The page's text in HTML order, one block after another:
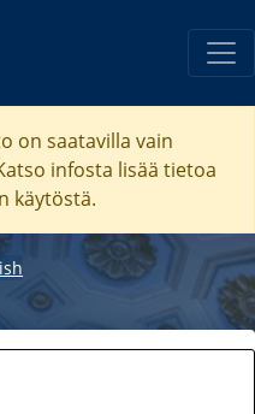
on saatavilla vain
infosta lisää tietoa
käytöstä.